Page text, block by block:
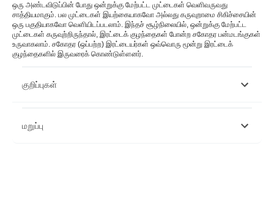
ஒரு அண்டவிடுப்பின் போது ஒன்றுக்கு மேற்பட்ட முட்டைகள் வெளிவருவது
சாத்தியமாகும். பல முட்டைகள் இயற்கையாகவோ அல்லது கருவுறாமை சிகிச்சையின்
ஒரு பகுதியாகவோ வெளியிடப்படலாம். இந்தச் சூழ்நிலையில், ஒன்றுக்கு மேற்பட்ட
முட்டைகள் கருவுற்றிருந்தால், இரட்டைக் குழந்தைகள் போன்ற சகோதர பன்மடங்குகள்
உருவாகலாம். சகோதர (ஒப்பற்ற) இரட்டையர்கள் ஒவ்வொரு மூன்று இரட்டைக்
குழந்தைகளில் இருவரைக் கொண்டுள்ளனர்.
குறிப்புகள்
மறுப்பு